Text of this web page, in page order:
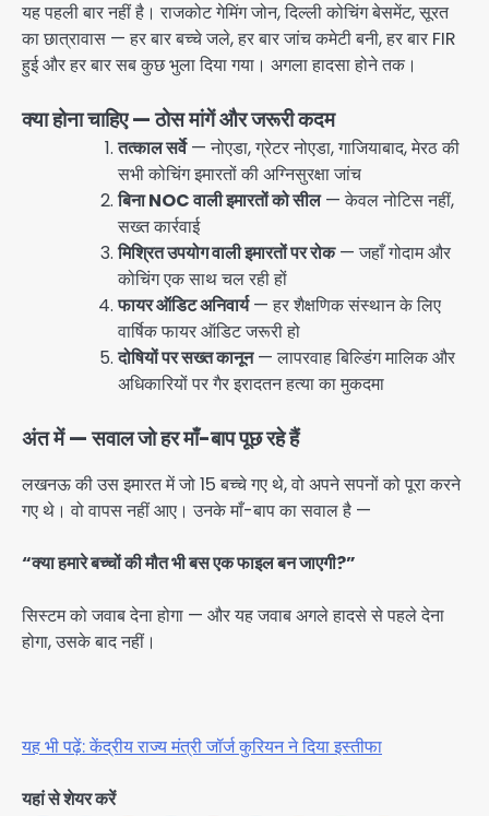
यह पहली बार नहीं है। राजकोट गेमिंग जोन, दिल्ली कोचिंग बेसमेंट, सूरत
का छात्रावास — हर बार बच्चे जले, हर बार जांच कमेटी बनी, हर बार FIR
हुई और हर बार सब कुछ भुला दिया गया। अगला हादसा होने तक।
क्या होना चाहिए — ठोस मांगें और जरूरी कदम
तत्काल सर्वे— नोएडा, ग्रेटर नोएडा, गाजियाबाद, मेरठ की
सभी कोचिंग इमारतों की अग्निसुरक्षा जांच
बिना NOC वाली इमारतों को सील— केवल नोटिस नहीं,
सख्त कार्रवाई
मिश्रित उपयोग वाली इमारतों पर रोक— जहाँ गोदाम और
कोचिंग एक साथ चल रही हों
फायर ऑडिट अनिवार्य— हर शैक्षणिक संस्थान के लिए
वार्षिक फायर ऑडिट जरूरी हो
दोषियों पर सख्त कानून— लापरवाह बिल्डिंग मालिक और
अधिकारियों पर गैर इरादतन हत्या का मुकदमा
अंत में — सवाल जो हर माँ-बाप पूछ रहे हैं
लखनऊ की उस इमारत में जो 15 बच्चे गए थे, वो अपने सपनों को पूरा करने
गए थे। वो वापस नहीं आए। उनके माँ-बाप का सवाल है —
“क्या हमारे बच्चों की मौत भी बस एक फाइल बन जाएगी?”
सिस्टम को जवाब देना होगा — और यह जवाब अगले हादसे से पहले देना
होगा, उसके बाद नहीं।
यह भी पढ़ें: केंद्रीय राज्य मंत्री जॉर्ज कुरियन ने दिया इस्तीफा
यहां से शेयर करें